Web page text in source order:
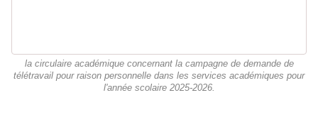
la circulaire académique concernant la campagne de demande de
télétravail pour raison personnelle dans les services académiques pour
l'année scolaire 2025-2026.